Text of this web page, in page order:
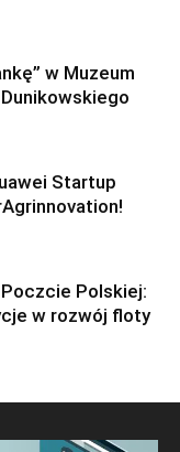
w Muzeum
Startup
Polskiej:
w rozwój floty